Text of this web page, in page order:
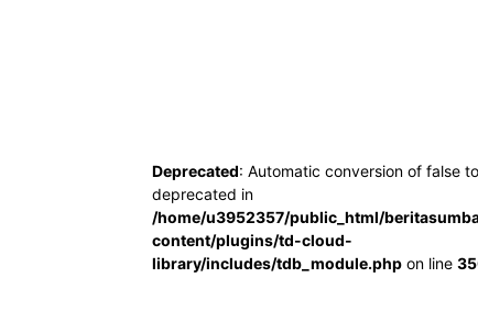
Deprecated: Automatic conversion of false
deprecated in
/home/u3952357/public_html/
content/plugins/td-cloud-
library/includes/tdb_module.php on line